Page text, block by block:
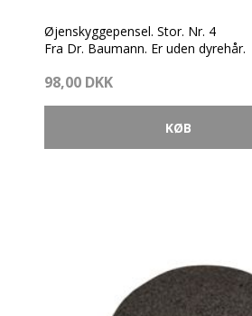
Øjenskyggepensel. Stor. Nr. 4
Fra Dr. Baumann. Er uden dyrehår.
98,00 DKK